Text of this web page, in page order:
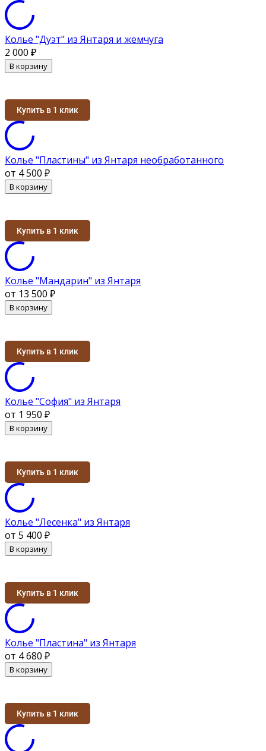
Колье "Дуэт" из Янтаря и жемчуга
2 000 ₽
В корзину
Купить в 1 клик
Колье "Пластины" из Янтаря необработанного
от 4 500 ₽
В корзину
Купить в 1 клик
Колье "Мандарин" из Янтаря
от 13 500 ₽
В корзину
Купить в 1 клик
Колье "София" из Янтаря
от 1 950 ₽
В корзину
Купить в 1 клик
Колье "Лесенка" из Янтаря
от 5 400 ₽
В корзину
Купить в 1 клик
Колье "Пластина" из Янтаря
от 4 680 ₽
В корзину
Купить в 1 клик